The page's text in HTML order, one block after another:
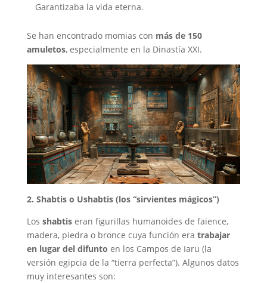
Garantizaba la vida eterna.
Se han encontrado momias con más de 150
amuletos, especialmente en la Dinastía XXI.
2. Shabtis o Ushabtis (los “sirvientes mágicos”)
Los shabtiseran figurillas humanoides de faience,
madera, piedra o bronce cuya función era trabajar
en lugar del difunto en los Campos de Iaru (la
versión egipcia de la “tierra perfecta”). Algunos datos
muy interesantes son: